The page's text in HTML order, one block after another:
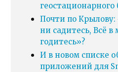
геостационарного
Почти по Крылову:
ни садитесь, Всё
годитесь»?
И в новом списке
приложений для